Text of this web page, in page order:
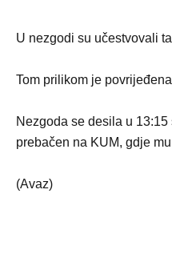
U nezgodi su učestvovali
Tom prilikom je
Nezgoda se desila u
prebačen na KUM, gdje
(Avaz)